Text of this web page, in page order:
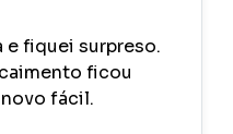
e fiquei surpreso.
ficou
fácil.